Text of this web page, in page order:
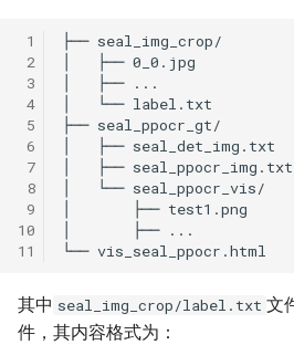
1
2
3
4
5
6
7
8
9
10
11
其中 seal_img_crop/label.txt 文
件，其内容格式为：